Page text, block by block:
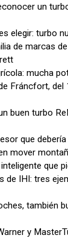
un
elegir: turbo
de marcas
mucha
Fráncfort, del
buen turbo
que
mover
que
de IHI: tres
también
y